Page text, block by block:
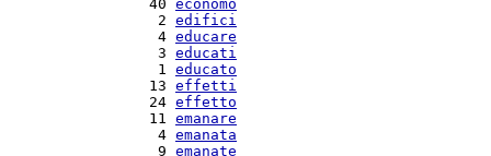
  40
economo
   2
edifici
   4
educare
   3
educati
   1
educato
  13
effetti
  24
effetto
  11
emanare
   4
emanata
   9
emanate